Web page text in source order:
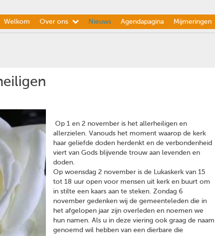
Welkom Over ons Nieuws Agendapagina Mijmeringen
Op 1 en 2 november is het allerheiligen en
allerzielen. Vanouds het moment waarop de kerk
haar geliefde doden herdenkt en de verbondenheid
viert van Gods blijvende trouw aan levenden en
doden.
Op woensdag 2 november is de Lukaskerk van 15
tot 18 uur open voor mensen uit kerk en buurt om
in stilte een kaars aan te steken. Zondag 6
november gedenken wij de gemeenteleden die in
het afgelopen jaar zijn overleden en noemen we
hun namen. Als u in deze viering ook graag de naam
genoemd wil hebben van een dierbare die